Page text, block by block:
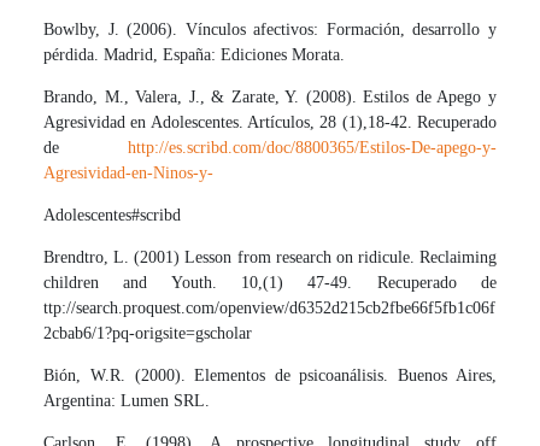
Bowlby, J. (2006). Vínculos afectivos: Formación, desarrollo y
pérdida. Madrid, España: Ediciones Morata.
Brando, M., Valera, J., & Zarate, Y. (2008). Estilos de Apego y
Agresividad en Adolescentes. Artículos, 28 (1),18-42. Recuperado
de http://es.scribd.com/doc/8800365/Estilos-De-apego-y-
Agresividad-en-Ninos-y-
Adolescentes#scribd
Brendtro, L. (2001) Lesson from research on ridicule. Reclaiming
children and Youth. 10,(1) 47-49. Recuperado de
ttp://search.proquest.com/openview/d6352d215cb2fbe66f5fb1c06f
2cbab6/1?pq-origsite=gscholar
Bión, W.R. (2000). Elementos de psicoanálisis. Buenos Aires,
Argentina: Lumen SRL.